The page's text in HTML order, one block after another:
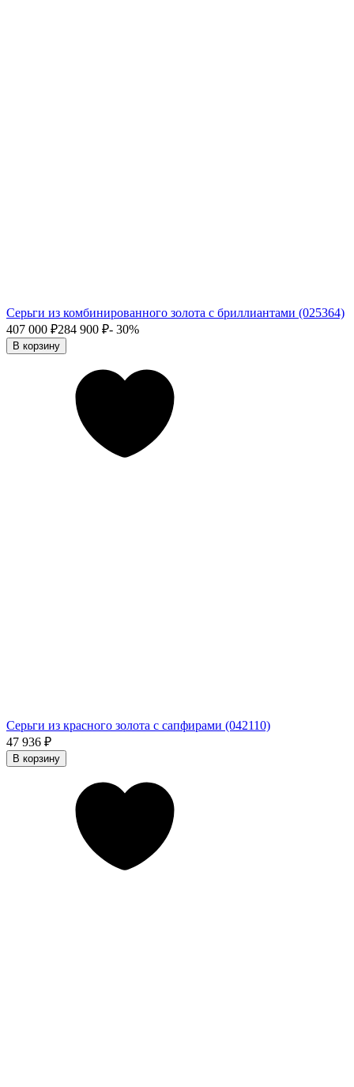
Серьги из комбинированного золота с бриллиантами (025364)
407 000 ₽284 900 ₽- 30%
В корзину
Серьги из красного золота с сапфирами (042110)
47 936 ₽
В корзину